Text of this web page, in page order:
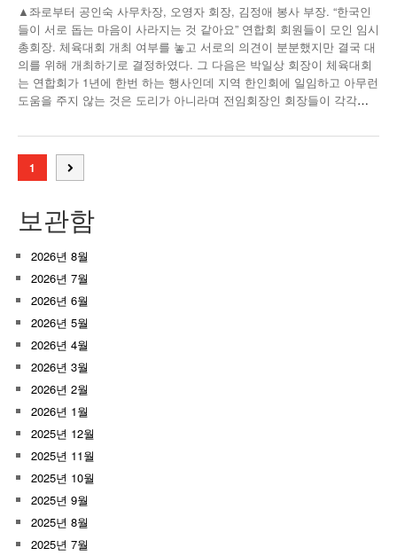
▲좌로부터 공인숙 사무차장, 오영자 회장, 김정애 봉사 부장. “한국인
들이 서로 돕는 마음이 사라지는 것 같아요” 연합회 회원들이 모인 임시
총회장. 체육대회 개최 여부를 놓고 서로의 의견이 분분했지만 결국 대
의를 위해 개최하기로 결정하였다. 그 다음은 박일상 회장이 체육대회
는 연합회가 1년에 한번 하는 행사인데 지역 한인회에 일임하고 아무런
도움을 주지 않는 것은 도리가 아니라며 전임회장인 회장들이 각각…
1
보관함
2026년 8월
2026년 7월
2026년 6월
2026년 5월
2026년 4월
2026년 3월
2026년 2월
2026년 1월
2025년 12월
2025년 11월
2025년 10월
2025년 9월
2025년 8월
2025년 7월